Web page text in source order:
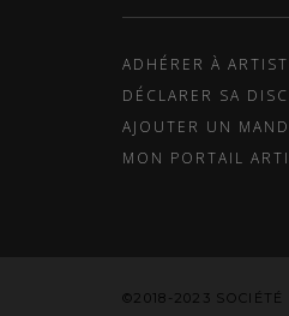
ADHÉRER À
DÉCLARER SA
AJOUTER UN
MON PORTAIL
©2018-2023